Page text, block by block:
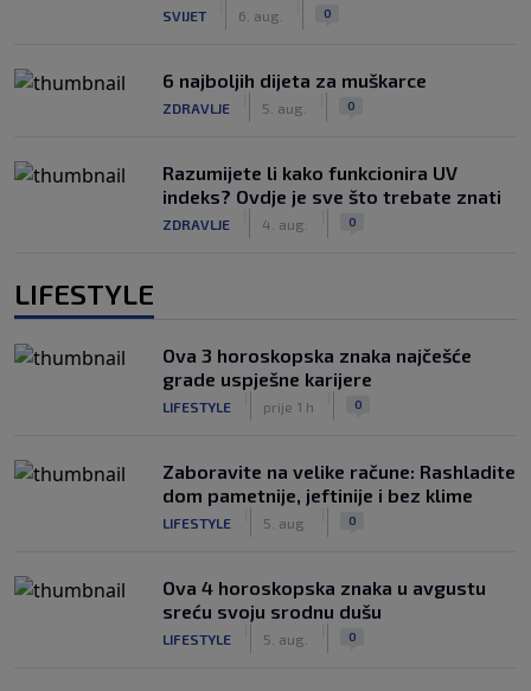
SVIJET 6. aug. 0
6 najboljih dijeta za muškarce
ZDRAVLJE 5. aug. 0
Razumijete li kako funkcionira UV
indeks? Ovdje je sve što trebate znati
ZDRAVLJE 4. aug. 0
LIFESTYLE
Ova 3 horoskopska znaka najčešće
grade uspješne karijere
LIFESTYLE prije 1 h 0
Zaboravite na velike račune: Rashladite
dom pametnije, jeftinije i bez klime
LIFESTYLE 5. aug. 0
Ova 4 horoskopska znaka u avgustu
sreću svoju srodnu dušu
LIFESTYLE 5. aug. 0